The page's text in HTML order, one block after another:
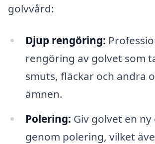
golvvård:
Djup rengöring:
rengöring av golvet som
smuts, fläckar och andra
ämnen.
Polering: Giv golvet en ny
genom polering, vilket